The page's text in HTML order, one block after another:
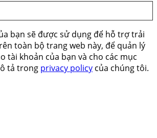
bạn sẽ được sử dụng để hỗ trợ trải
toàn bộ trang web này, để quản lý
tài khoản của bạn và cho các mục
tả trong privacy policy của chúng tôi.